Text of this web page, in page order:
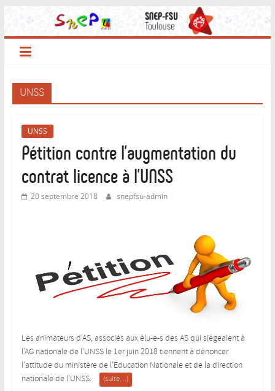
contenu
UNSS
UNSS
Pétition contre l’augmentation du
contrat licence à l’UNSS
20 septembre 2018 snepfsu-admin
Les animateurs d’AS, associés aux élu-e-s des AS qui siégeaient à
l’AG nationale de l’UNSS le 1er juin 2018 tiennent à dénoncer
l’attitude du ministère de l’Education Nationale et de la direction
nationale de l’UNSS.
(suite…)